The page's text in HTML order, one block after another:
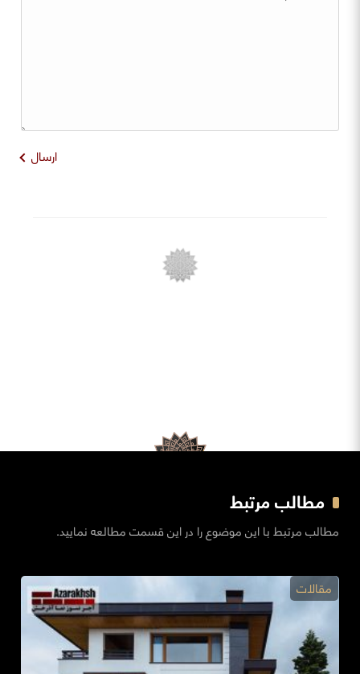
ارسال
مطالب مرتبط
مطالب مرتبط با این موضوع را در این قسمت مطالعه نمایید.
مقالات